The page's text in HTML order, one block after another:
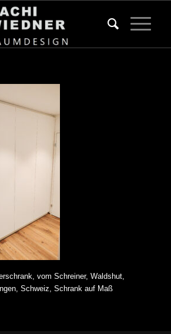
vom Schreiner, Waldshut,
Schweiz, Schrank auf Maß